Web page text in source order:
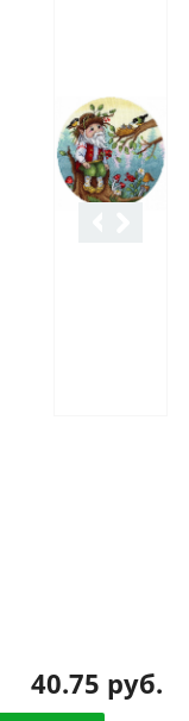
40.75 руб.